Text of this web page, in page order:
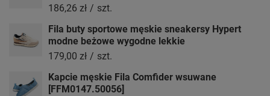
186,26 zł / szt.
Fila buty sportowe męskie sneakersy Hypert
modne beżowe wygodne lekkie
179,00 zł / szt.
Kapcie męskie Fila Comfider wsuwane
[FFM0147.50056]